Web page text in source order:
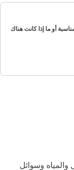
أو ما إذا كانت هناك
وسوائل